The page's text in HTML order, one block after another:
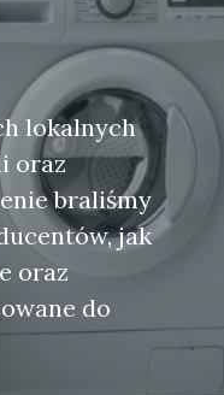
lokalnych
oraz
braliśmy
jak
oraz
do